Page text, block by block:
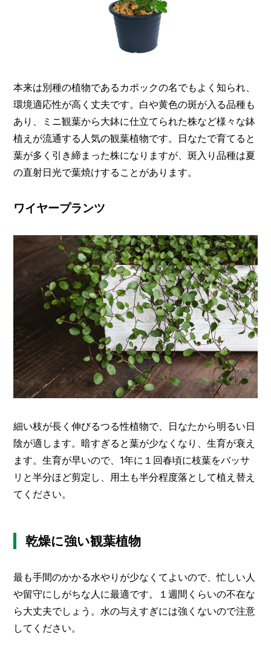
本来は別種の植物であるカポックの名でもよく知られ、
環境適応性が高く丈夫です。白や黄色の斑が入る品種も
あり、ミニ観葉から大鉢に仕立てられた株など様々な鉢
植えが流通する人気の観葉植物です。日なたで育てると
葉が多く引き締まった株になりますが、斑入り品種は夏
の直射日光で葉焼けすることがあります。
ワイヤープランツ
細い枝が長く伸びるつる性植物で、日なたから明るい日
陰が適します。暗すぎると葉が少なくなり、生育が衰え
ます。生育が早いので、1年に１回春頃に枝葉をバッサ
リと半分ほど剪定し、用土も半分程度落として植え替え
てください。
乾燥に強い観葉植物
最も手間のかかる水やりが少なくてよいので、忙しい人
や留守にしがちな人に最適です。１週間くらいの不在な
ら大丈夫でしょう。水の与えすぎには強くないので注意
してください。